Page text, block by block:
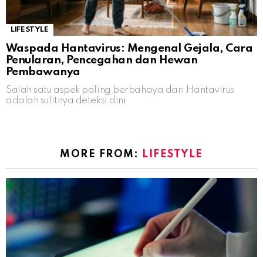
LIFESTYLE
Waspada Hantavirus: Mengenal Gejala, Cara
Penularan, Pencegahan dan Hewan
Pembawanya
Salah satu aspek paling berbahaya dari Hantavirus
adalah sulitnya deteksi dini
MORE FROM: LIFESTYLE